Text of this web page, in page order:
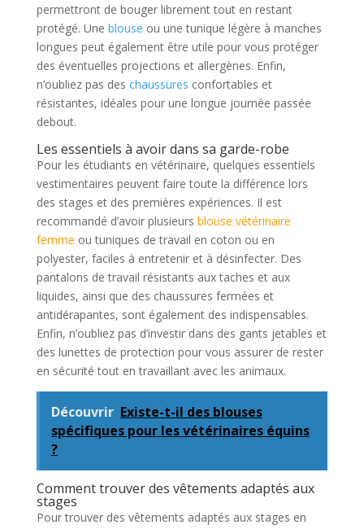
permettront de bouger librement tout en restant
protégé. Une blouse ou une tunique légère à manches
longues peut également être utile pour vous protéger
des éventuelles projections et allergènes. Enfin,
n’oubliez pas des chaussures confortables et
résistantes, idéales pour une longue journée passée
debout.
Les essentiels à avoir dans sa garde-robe
Pour les étudiants en vétérinaire, quelques essentiels
vestimentaires peuvent faire toute la différence lors
des stages et des premières expériences. Il est
recommandé d’avoir plusieurs blouse vétérinaire
femme ou tuniques de travail en coton ou en
polyester, faciles à entretenir et à désinfecter. Des
pantalons de travail résistants aux taches et aux
liquides, ainsi que des chaussures fermées et
antidérapantes, sont également des indispensables.
Enfin, n’oubliez pas d’investir dans des gants jetables et
des lunettes de protection pour vous assurer de rester
en sécurité tout en travaillant avec les animaux.
Découvrir Existe-t-il des blouses
spécifiques pour les vétérinaires équins
?
Comment trouver des vêtements adaptés aux
stages
Pour trouver des vêtements adaptés aux stages en